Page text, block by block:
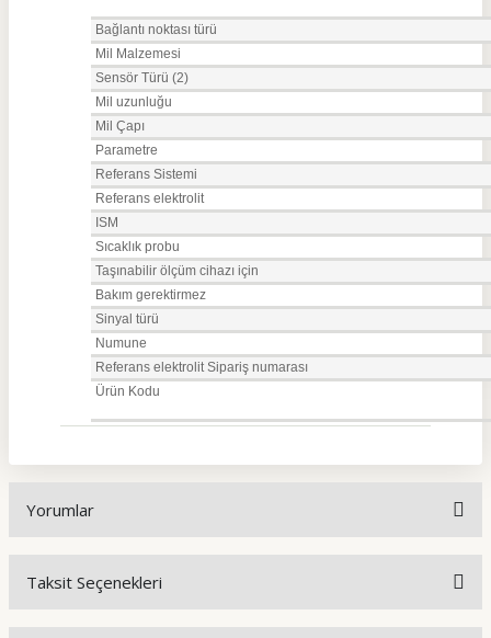
Bağlantı noktası türü
Mil Malzemesi
Sensör Türü (2)
Mil uzunluğu
Mil Çapı
Parametre
Referans Sistemi
Referans elektrolit
ISM
Sıcaklık probu
Taşınabilir ölçüm cihazı için
Bakım gerektirmez
Sinyal türü
Numune
Referans elektrolit Sipariş numarası
Ürün Kodu
Yorumlar
Taksit Seçenekleri